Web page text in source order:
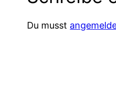
Du musst